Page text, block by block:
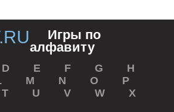
Игры по
алфавиту
D E F G
H
M N O
P
T U V W
X